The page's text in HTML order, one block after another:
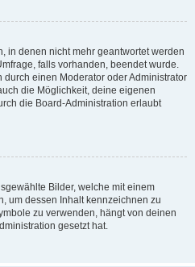
in denen nicht mehr geantwortet werden
falls vorhanden, beendet wurde.
einen Moderator oder Administrator
die Möglichkeit, deine eigenen
die Board-Administration erlaubt
Bilder, welche mit einem
um dessen Inhalt kennzeichnen zu
zu verwenden, hängt von deinen
gesetzt hat.